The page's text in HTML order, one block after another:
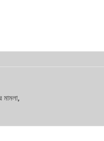
মামলা,